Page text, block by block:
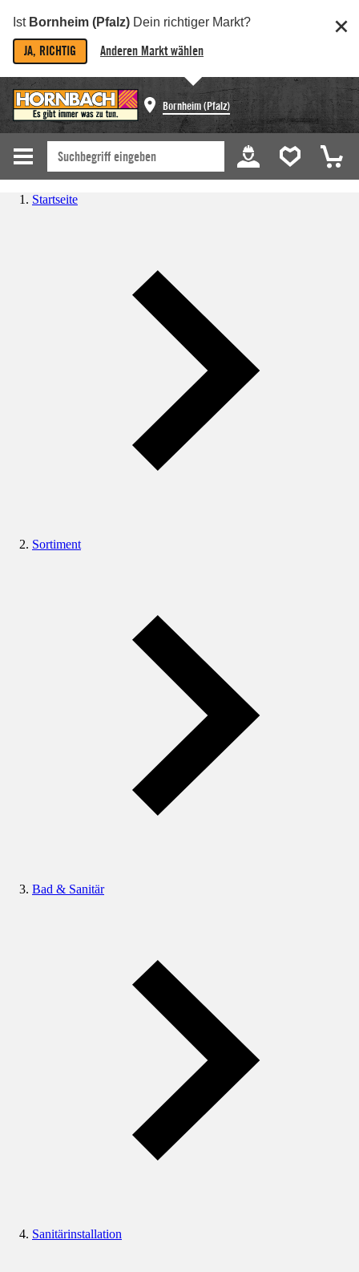
Ist Bornheim (Pfalz) Dein richtiger Markt?
JA, RICHTIG Anderen Markt wählen
Bornheim (Pfalz)
Startseite
Sortiment
Bad & Sanitär
Sanitärinstallation